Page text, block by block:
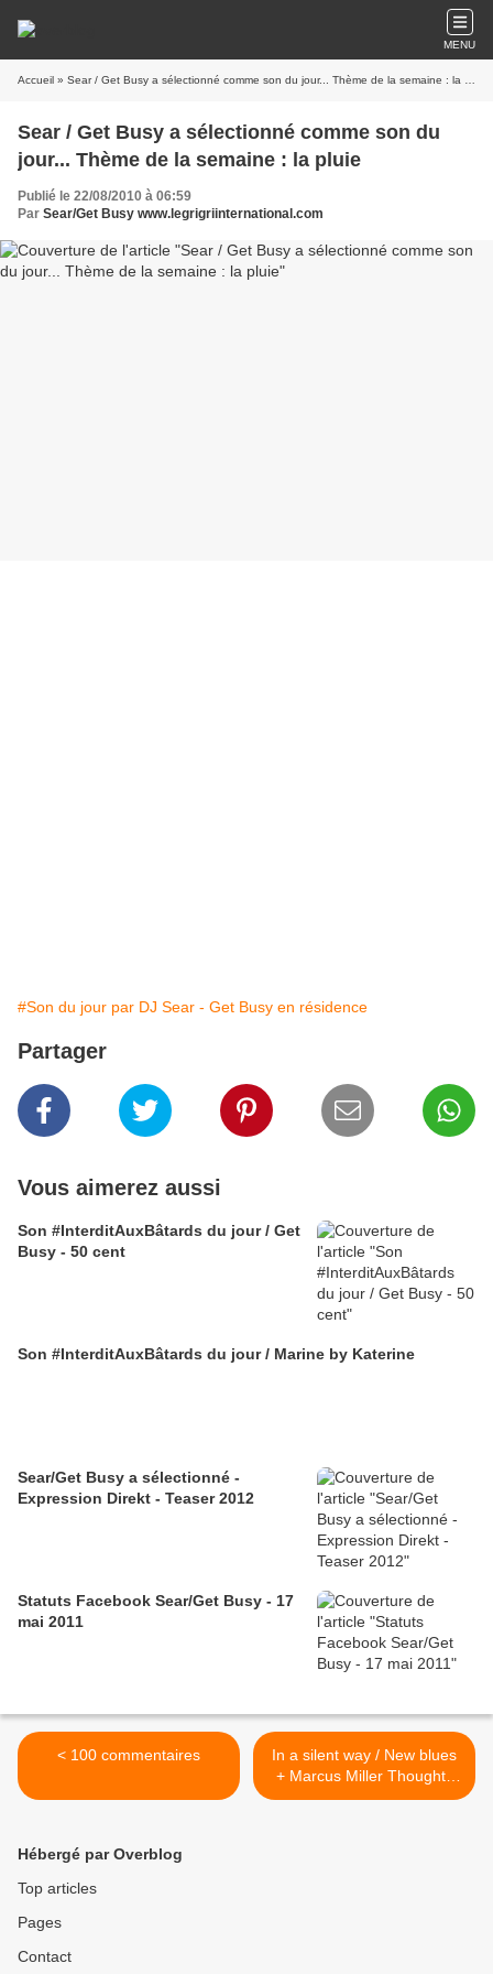
MENU
Accueil » Sear / Get Busy a sélectionné comme son du jour... Thème de la semaine : la pluie
Sear / Get Busy a sélectionné comme son du
jour... Thème de la semaine : la pluie
Publié le 22/08/2010 à 06:59
Par Sear/Get Busy www.legrigriinternational.com
#Son du jour par DJ Sear - Get Busy en résidence
Partager
Vous aimerez aussi
Son #InterditAuxBâtards du jour / Get
Busy - 50 cent
Son #InterditAuxBâtards du jour / Marine by Katerine
Sear/Get Busy a sélectionné -
Expression Direkt - Teaser 2012
Statuts Facebook Sear/Get Busy - 17
mai 2011
< 100 commentaires
In a silent way / New blues
+ Marcus Miller Thoughts
on Miles >
Hébergé par Overblog
Top articles
Pages
Contact